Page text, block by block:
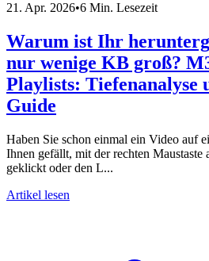
21. Apr. 2026•6 Min. Lesezeit
Warum ist Ihr
nur wenige KB groß?
Playlists: Tiefenanalyse
Guide
Haben Sie schon einmal ein Video auf
Ihnen gefällt, mit der rechten Maustaste
geklickt oder den L...
Artikel lesen